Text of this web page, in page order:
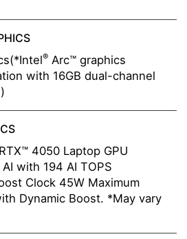
® Arc™ graphics
with 16GB dual-channel
4050 Laptop GPU
with 194 AI TOPS
Clock 45W Maximum
Dynamic Boost. *May vary